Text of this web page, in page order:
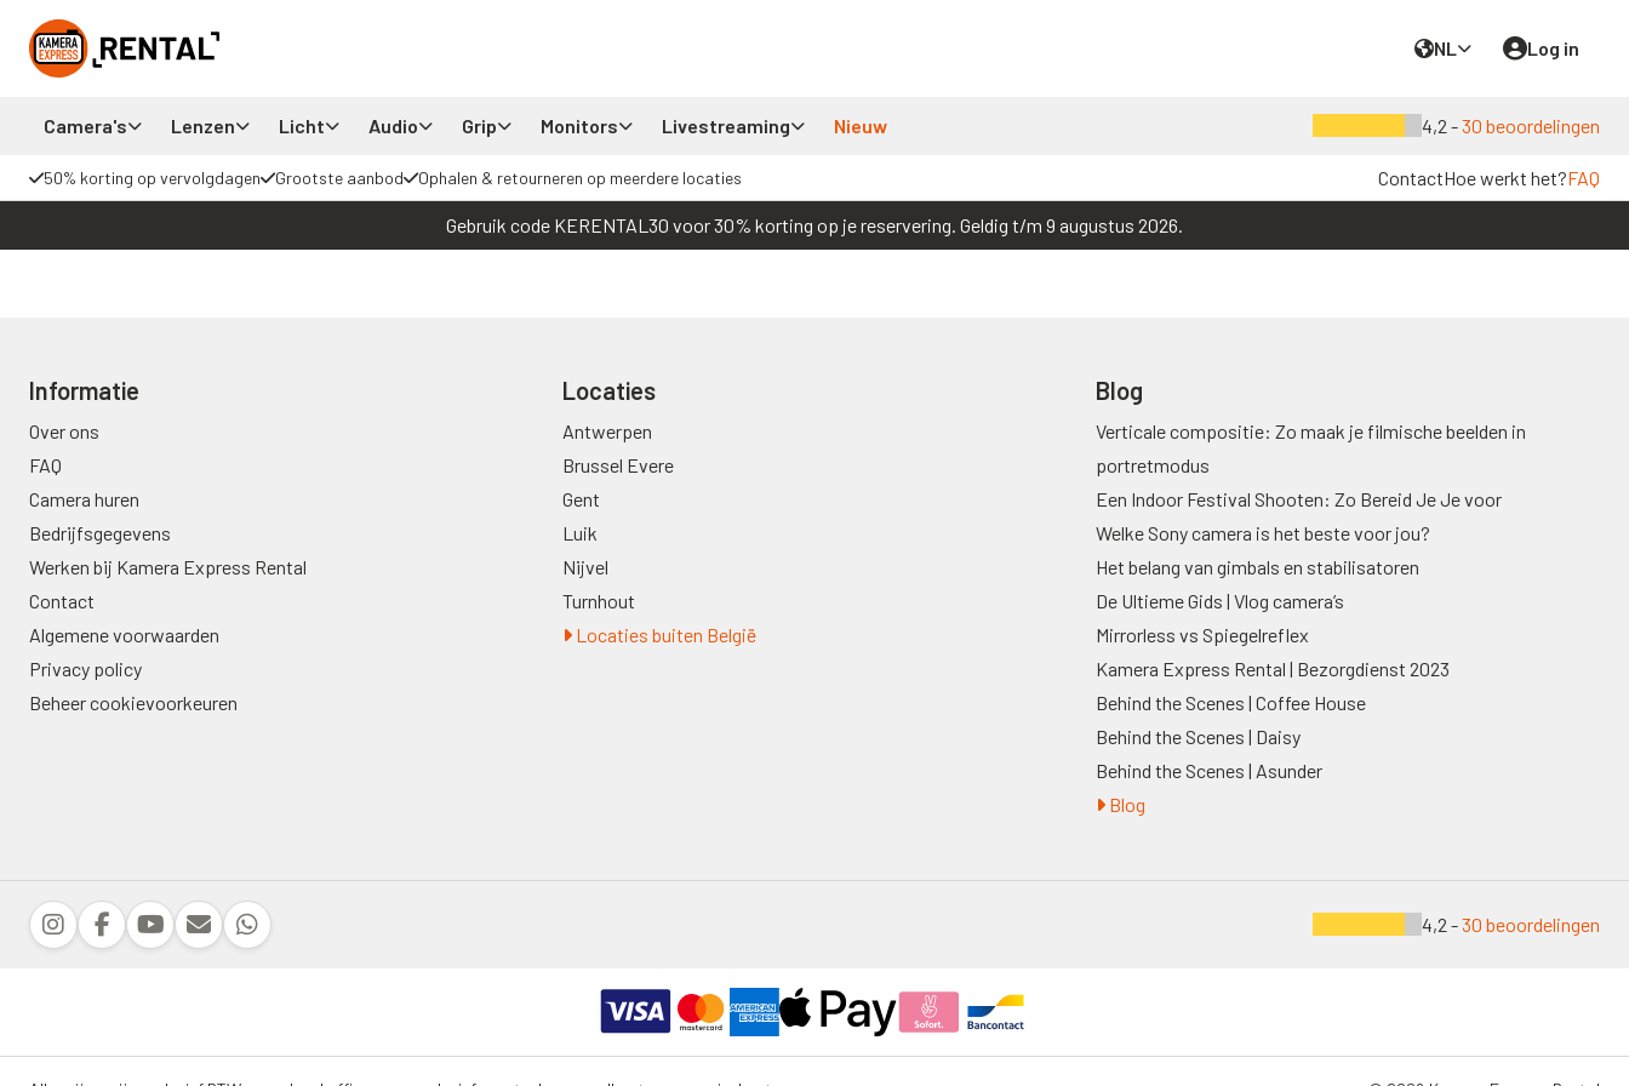
NL Log in
Camera's Lenzen Licht Audio Grip Monitors Livestreaming Nieuw 4,2 -30 beoordelingen
50% korting op vervolgdagen Grootste aanbod Ophalen & retourneren op meerdere locaties ContactHoe werkt het?FAQ
Gebruik code KERENTAL30 voor 30% korting op je reservering. Geldig t/m 9 augustus 2026.
Informatie
Over ons
FAQ
Camera huren
Bedrijfsgegevens
Werken bij Kamera Express Rental
Contact
Algemene voorwaarden
Privacy policy
Beheer cookievoorkeuren
Locaties
Antwerpen
Brussel Evere
Gent
Luik
Nijvel
Turnhout
Locaties buiten België
Blog
Verticale compositie: Zo maak je filmische beelden in
portretmodus
Een Indoor Festival Shooten: Zo Bereid Je Je voor
Welke Sony camera is het beste voor jou?
Het belang van gimbals en stabilisatoren
De Ultieme Gids | Vlog camera’s
Mirrorless vs Spiegelreflex
Kamera Express Rental | Bezorgdienst 2023
Behind the Scenes | Coffee House
Behind the Scenes | Daisy
Behind the Scenes | Asunder
Blog
4,2 -30 beoordelingen